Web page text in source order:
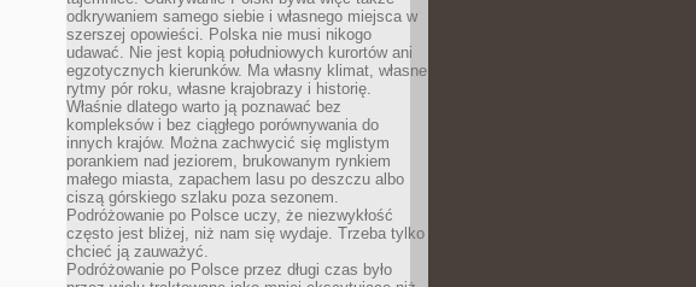
odkrywaniem samego siebie i własnego miejsca w
szerszej opowieści. Polska nie musi nikogo
udawać. Nie jest kopią południowych kurortów ani
egzotycznych kierunków. Ma własny klimat, własne
rytmy pór roku, własne krajobrazy i historię.
Właśnie dlatego warto ją poznawać bez
kompleksów i bez ciągłego porównywania do
innych krajów. Można zachwycić się mglistym
porankiem nad jeziorem, brukowanym rynkiem
małego miasta, zapachem lasu po deszczu albo
ciszą górskiego szlaku poza sezonem.
Podróżowanie po Polsce uczy, że niezwykłość
często jest bliżej, niż nam się wydaje. Trzeba tylko
chcieć ją zauważyć.
Podróżowanie po Polsce przez długi czas było